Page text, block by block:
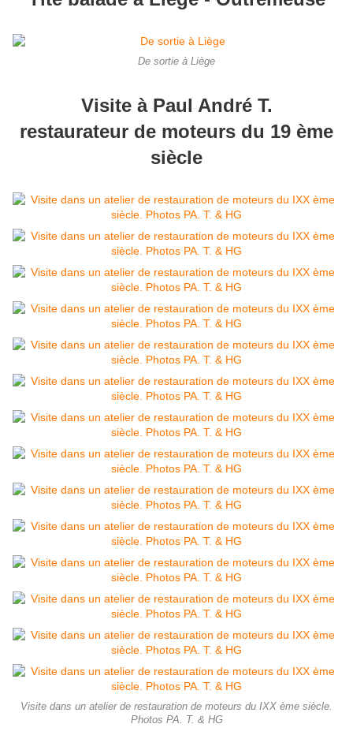
De sortie à Liège
Visite à Paul André T.
restaurateur de moteurs du 19 ème
siècle
Visite dans un atelier de restauration de moteurs du IXX ème siècle.
Photos PA. T. & HG